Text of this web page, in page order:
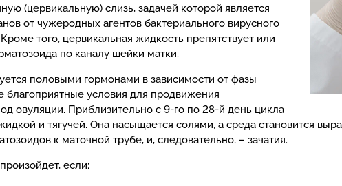
(цервикальную) слизь, задачей которой является
от чужеродных агентов бактериального вирусного
того, цервикальная жидкость препятствует или
по каналу шейки матки.
половыми гормонами в зависимости от фазы
благоприятные условия для продвижения
овуляции. Приблизительно с 9-го по 28-й день цикла
и тягучей. Она насыщается солями, а среда становится
к маточной трубе, и, следовательно, – зачатия.
если: